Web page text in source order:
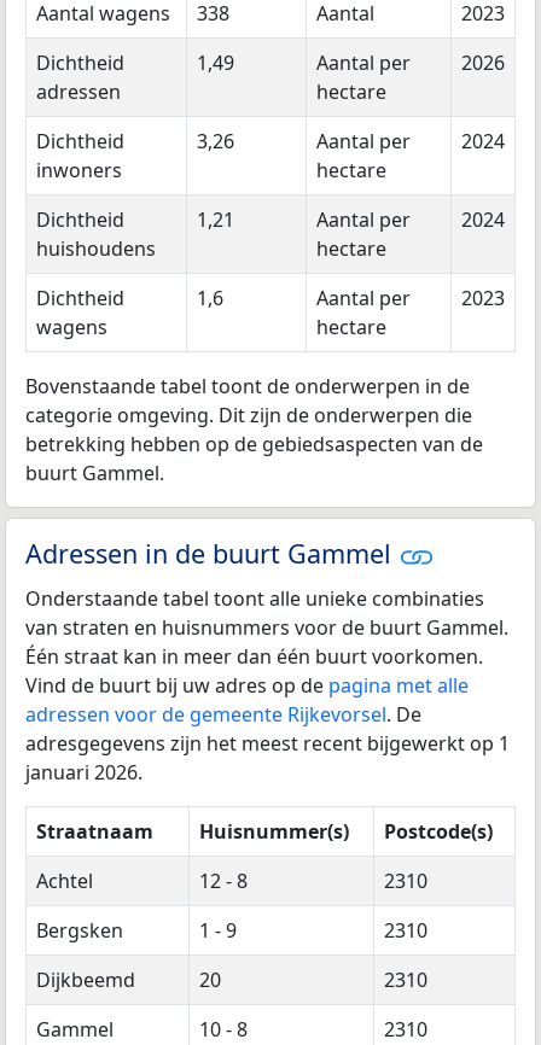
Aantal wagens 338 Aantal
2023
Dichtheid
adressen
1,49
Aantal per
hectare
2026
Dichtheid
inwoners
3,26
Aantal per
hectare
2024
Dichtheid
huishoudens
1,21
Aantal per
hectare
2024
Dichtheid
wagens
1,6
Aantal per
hectare
2023
Bovenstaande tabel toont de onderwerpen in de
categorie omgeving. Dit zijn de onderwerpen die
betrekking hebben op de gebiedsaspecten van de
buurt Gammel.
Adressen in de buurt Gammel
Onderstaande tabel toont alle unieke combinaties
van straten en huisnummers voor de buurt Gammel.
Één straat kan in meer dan één buurt voorkomen.
Vind de buurt bij uw adres op de pagina met alle
adressen voor de gemeente Rijkevorsel. De
adresgegevens zijn het meest recent bijgewerkt op 1
januari 2026.
Straatnaam Huisnummer(s)
Postcode(s)
Achtel
12 - 8
2310
Bergsken
1 - 9
2310
Dijkbeemd
20
2310
Gammel
10 - 8
2310